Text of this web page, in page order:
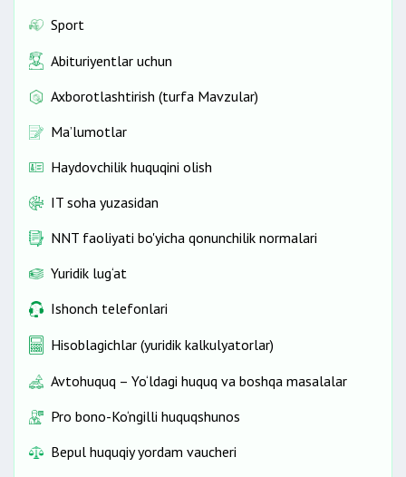
Sport
Abituriyentlar uchun
Axborotlashtirish (turfa Mavzular)
Ma’lumotlar
Haydovchilik huquqini olish
IT soha yuzasidan
NNT faoliyati bo'yicha qonunchilik normalari
Yuridik lug‘at
Ishonch telefonlari
Hisoblagichlar (yuridik kalkulyatorlar)
Avtohuquq – Yo‘ldagi huquq va boshqa masalalar
Pro bono-Ko‘ngilli huquqshunos
Bepul huquqiy yordam vaucheri